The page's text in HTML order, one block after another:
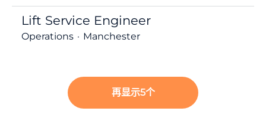
Lift Service Engineer
Operations · Manchester
再显示5个